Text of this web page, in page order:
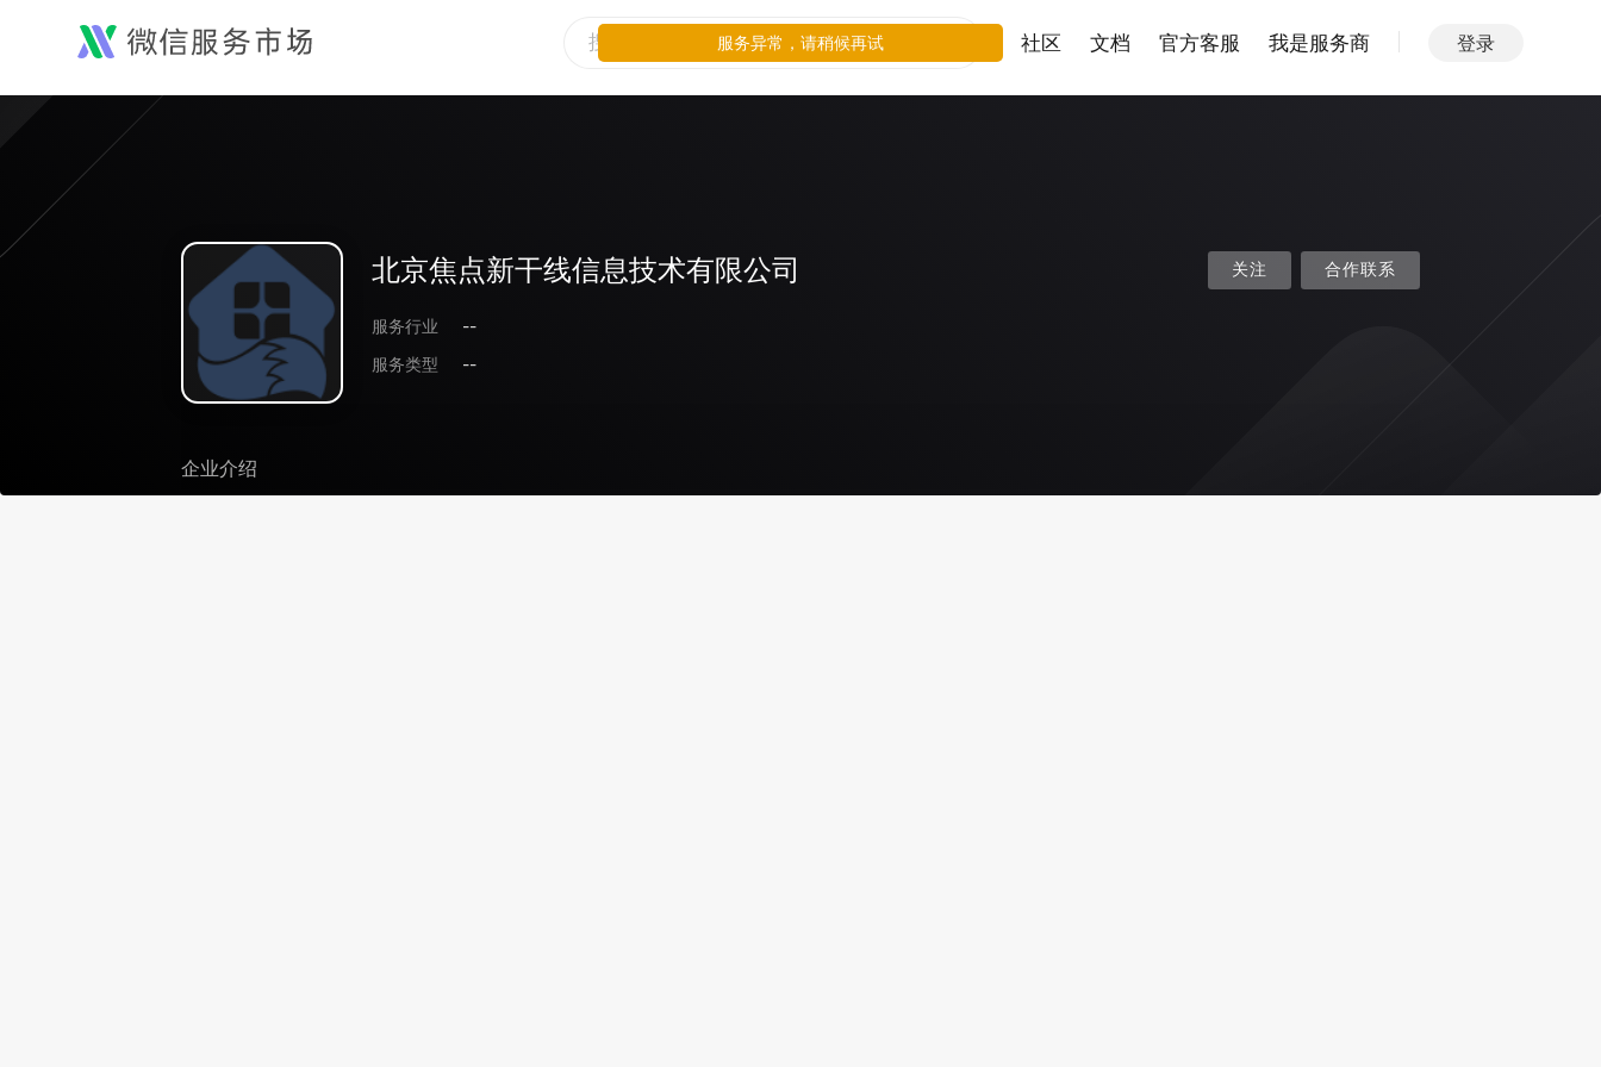
社区 文档 官方客服 我是服务商 登录
北京焦点新干线信息技术有限公司
服务行业
--
服务类型
--
关注 合作联系
企业介绍
服务异常，请稍候再试